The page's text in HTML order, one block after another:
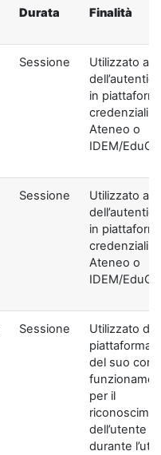
Durata Finalità
Sessione
Utilizzato ai
in
credenziali di
Ateneo o
IDEM/
Sessione
Utilizzato ai
in
credenziali di
Ateneo o
IDEM/
Sessione
Utilizzato
piattaforma
del suo
per il
dell’utente
durante